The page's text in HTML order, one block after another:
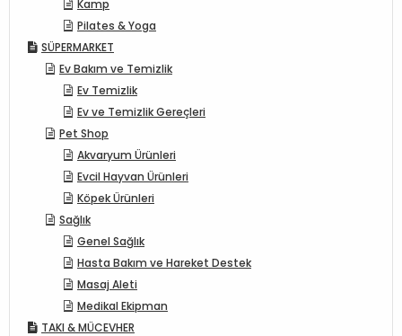
Kamp
Pilates & Yoga
SÜPERMARKET
Ev Bakım ve Temizlik
Ev Temizlik
Ev ve Temizlik Gereçleri
Pet Shop
Akvaryum Ürünleri
Evcil Hayvan Ürünleri
Köpek Ürünleri
Sağlık
Genel Sağlık
Hasta Bakım ve Hareket Destek
Masaj Aleti
Medikal Ekipman
TAKI & MÜCEVHER